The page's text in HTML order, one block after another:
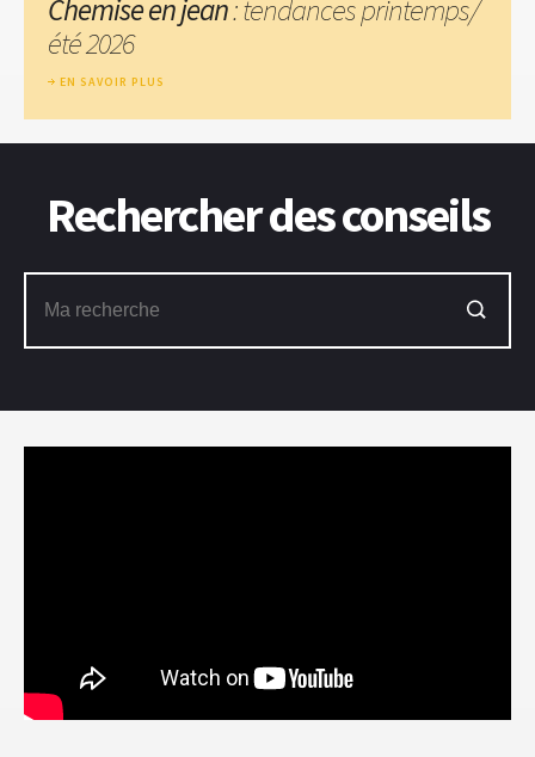
Chemise en jean: tendances printemps/
été 2026
EN SAVOIR PLUS
Rechercher des conseils